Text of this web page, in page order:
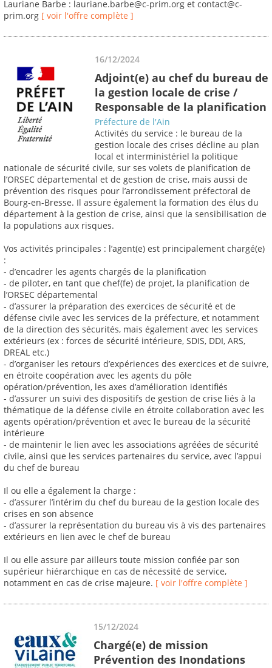
Lauriane Barbe : lauriane.barbe@c-prim.org et contact@c-
prim.org [ voir l'offre complète ]
16/12/2024
Adjoint(e) au chef du bureau de
la gestion locale de crise /
Responsable de la planification
Préfecture de l'Ain
Activités du service : le bureau de la
gestion locale des crises décline au plan
local et interministériel la politique
nationale de sécurité civile, sur ses volets de planification de
l’ORSEC départemental et de gestion de crise, mais aussi de
prévention des risques pour l’arrondissement préfectoral de
Bourg-en-Bresse. Il assure également la formation des élus du
département à la gestion de crise, ainsi que la sensibilisation de
la populations aux risques.
Vos activités principales : l’agent(e) est principalement chargé(e)
:
- d’encadrer les agents chargés de la planification
- de piloter, en tant que chef(fe) de projet, la planification de
l’ORSEC départemental
- d’assurer la préparation des exercices de sécurité et de
défense civile avec les services de la préfecture, et notamment
de la direction des sécurités, mais également avec les services
extérieurs (ex : forces de sécurité intérieure, SDIS, DDI, ARS,
DREAL etc.)
- d’organiser les retours d’expériences des exercices et de suivre,
en étroite coopération avec les agents du pôle
opération/prévention, les axes d’amélioration identifiés
- d’assurer un suivi des dispositifs de gestion de crise liés à la
thématique de la défense civile en étroite collaboration avec les
agents opération/prévention et avec le bureau de la sécurité
intérieure
- de maintenir le lien avec les associations agréées de sécurité
civile, ainsi que les services partenaires du service, avec l’appui
du chef de bureau
Il ou elle a également la charge :
- d’assurer l’intérim du chef du bureau de la gestion locale des
crises en son absence
- d’assurer la représentation du bureau vis à vis des partenaires
extérieurs en lien avec le chef de bureau
Il ou elle assure par ailleurs toute mission confiée par son
supérieur hiérarchique en cas de nécessité de service,
notamment en cas de crise majeure. [ voir l'offre complète ]
15/12/2024
Chargé(e) de mission
Prévention des Inondations